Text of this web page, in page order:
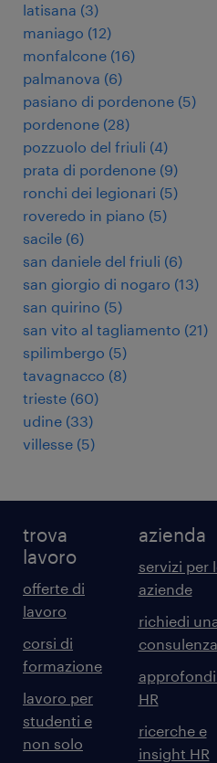
latisana (3)
maniago (12)
monfalcone (16)
palmanova (6)
pasiano di pordenone (5)
pordenone (28)
pozzuolo del friuli (4)
prata di pordenone (9)
ronchi dei legionari (5)
roveredo in piano (5)
sacile (6)
san daniele del friuli (6)
san giorgio di nogaro (13)
san quirino (5)
san vito al tagliamento (21)
spilimbergo (5)
tavagnacco (8)
trieste (60)
udine (33)
villesse (5)
trova
lavoro
offerte di
lavoro
corsi di
formazione
lavoro per
studenti e
non solo
azienda
servizi per
aziende
richiedi
consulenza
HR
ricerche e
insight HR